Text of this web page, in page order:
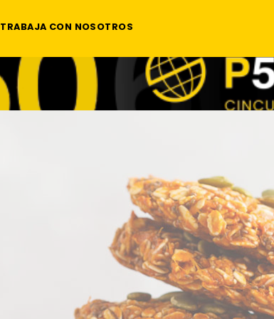
TRABAJA CON NOSOTROS